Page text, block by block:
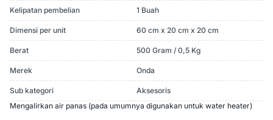
Kelipatan pembelian 1 Buah
Dimensi per unit 60 cm x 20 cm x 20 cm
Berat 500 Gram / 0,5 Kg
Merek Onda
Sub kategori
Aksesoris
Mengalirkan air panas (pada umumnya digunakan untuk water heater)